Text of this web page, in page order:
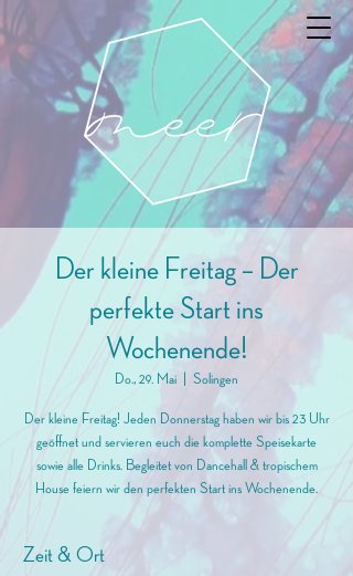
Der kleine Freitag – Der
perfekte Start ins
Wochenende!
Do., 29. Mai Solingen
Der kleine Freitag! Jeden Donnerstag haben wir bis 23 Uhr
geöffnet und servieren euch die komplette Speisekarte
sowie alle Drinks. Begleitet von Dancehall & tropischem
House feiern wir den perfekten Start ins Wochenende.
Zeit & Ort